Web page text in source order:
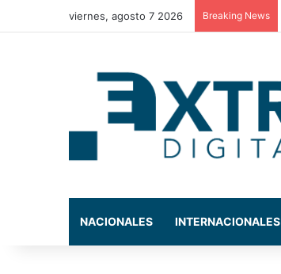
viernes, agosto 7 2026 Breaking News
NACIONALES INTERNACIONALES